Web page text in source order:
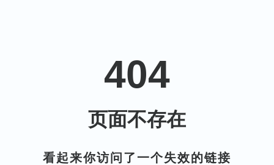
404
页面不存在
看起来你访问了一个失效的链接